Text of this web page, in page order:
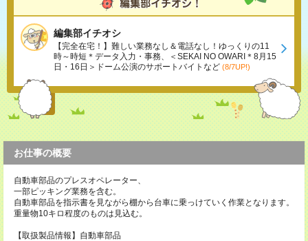
編集部イチオシ
【完全在宅！】難しい業務なし＆電話なし！ゆっくりの11
時～時短＊データ入力・事務、＜SEKAI NO OWARI＊8月15
日・16日＞ドーム公演のサポートバイトなど (8/7UP!)
お仕事の概要
自動車部品のプレスオペレーター、
一部ピッキング業務を含む。
自動車部品を指示書を見ながら棚から台車に乗っけていく作業となります。
重量物10キロ程度のものは見込む。
【取扱製品情報】自動車部品